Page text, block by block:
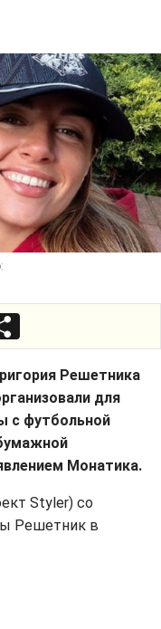
Решетника
для
с футбольной
Монатика.
Styler) со
Решетник в